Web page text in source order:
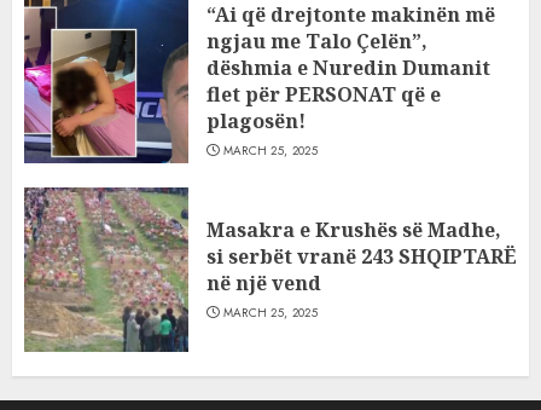
“Ai që drejtonte makinën më
ngjau me Talo Çelën”,
dëshmia e Nuredin Dumanit
flet për PERSONAT që e
plagosën!
MARCH 25, 2025
Masakra e Krushës së Madhe,
si serbët vranë 243 SHQIPTARË
në një vend
MARCH 25, 2025